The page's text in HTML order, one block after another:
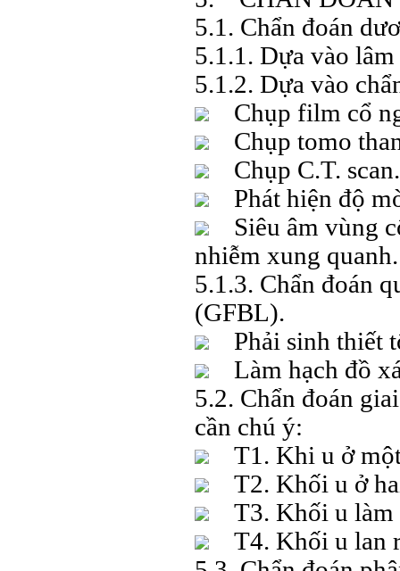
5.1. Chẩn đoán
5.1.1. Dựa vào lâm
5.1.2. Dựa vào
Chụp film cổ
Chụp tomo
Chụp C.T. scan.
Phát hiện độ
Siêu âm vùng
nhiễm xung quanh.
5.1.3. Chẩn đoán
(GFBL).
Phải sinh thiết
Làm hạch đồ
5.2. Chẩn đoán
cần chú ý:
T1. Khi u ở
T2. Khối u ở
T3. Khối u làm
T4. Khối u lan